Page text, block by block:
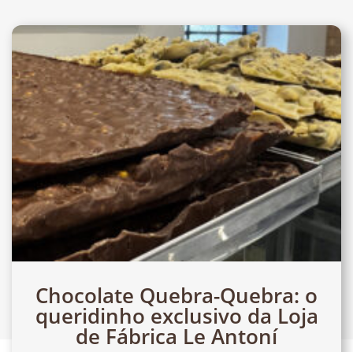
Chocolate Quebra-Quebra: o
queridinho exclusivo da Loja
de Fábrica Le Antoní